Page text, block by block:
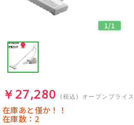
1/1
￥27,280 (税込) オープンプライス
在庫あと僅か！！
在庫数：2